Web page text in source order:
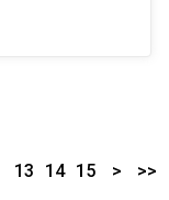
13 14 15 > >>